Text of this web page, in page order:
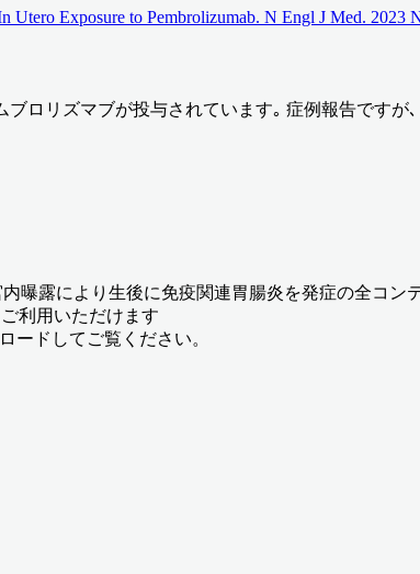
Utero Exposure to Pembrolizumab. N Engl J Med.
ロリズマブが投与されています｡ 症例報告ですが
曝露により生後に免疫関連胃腸炎を発症の全コン
利用いただけます
ードしてご覧ください。